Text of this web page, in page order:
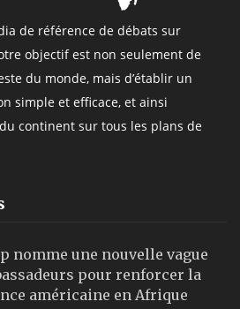
de référence de débats sur
objectif est non seulement de
du monde, mais d’établir un
simple et efficace, et ainsi
continent sur tous les plans de
nomme une nouvelle vague
pour renforcer la
américaine en Afrique